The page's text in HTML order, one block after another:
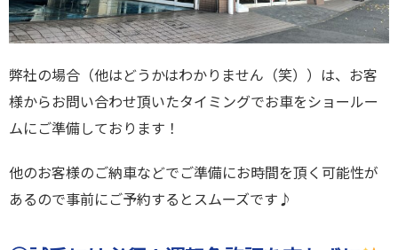
弊社の場合（他はどうかはわかりません（笑））は、お客
様からお問い合わせ頂いたタイミングでお車をショールー
ムにご準備しております！
他のお客様のご納車などでご準備にお時間を頂く可能性が
あるので事前にご予約するとスムーズです♪